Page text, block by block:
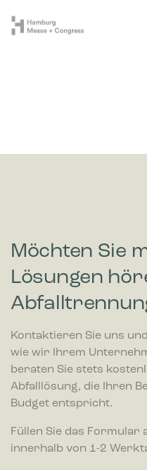
Möchten Sie
Lösungen
Kontaktieren Sie uns
wie wir Ihrem
beraten Sie stets
Abfalllösung, die Ihren
Budget entspricht.
Füllen Sie das Formular
innerhalb von 1-2